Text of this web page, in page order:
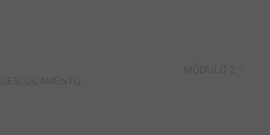
MÓDULO 2 –
DESLOCAMENTO